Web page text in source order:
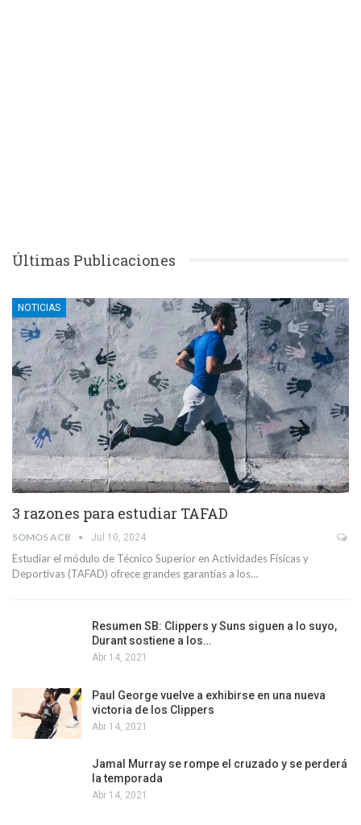
Últimas Publicaciones
NOTICIAS
3 razones para estudiar TAFAD
SOMOS ACB Jul 10, 2024
Estudiar el módulo de Técnico Superior en Actividades Físicas y
Deportivas (TAFAD) ofrece grandes garantías a los…
Resumen SB: Clippers y Suns siguen a lo suyo,
Durant sostiene a los…
Abr 14, 2021
Paul George vuelve a exhibirse en una nueva
victoria de los Clippers
Abr 14, 2021
Jamal Murray se rompe el cruzado y se perderá
la temporada
Abr 14, 2021